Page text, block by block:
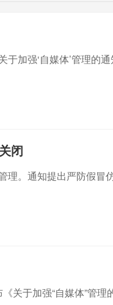
‘自媒体’管理的通知
闭
理。通知提出严防假冒
于加强“自媒体”管理